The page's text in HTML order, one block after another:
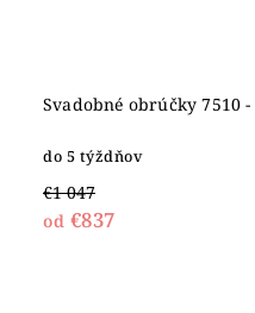
Svadobné obrúčky 7510
do 5 týždňov
€1 047
od €837